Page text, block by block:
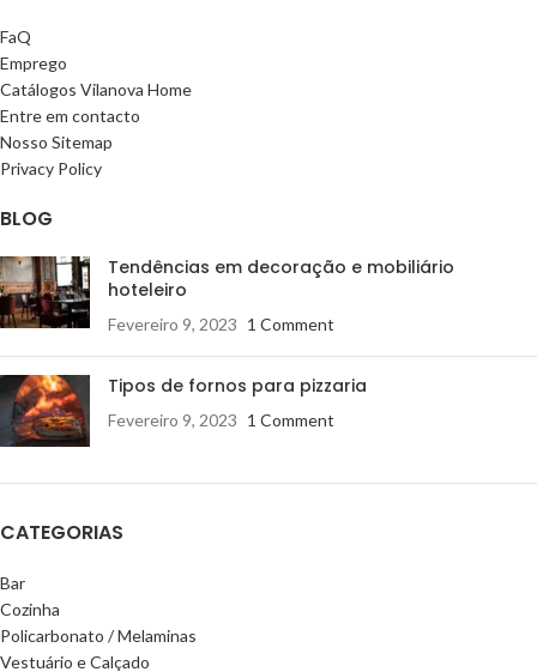
FaQ
Emprego
Catálogos Vilanova Home
Entre em contacto
Nosso Sitemap
Privacy Policy
BLOG
Tendências em decoração e mobiliário
hoteleiro
Fevereiro 9, 2023 1 Comment
Tipos de fornos para pizzaria
Fevereiro 9, 2023 1 Comment
CATEGORIAS
Bar
Cozinha
Policarbonato / Melaminas
Vestuário e Calçado